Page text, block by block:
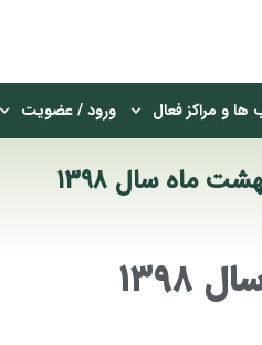
و مراکز فعال ورود / عضویت
ماه سال ۱۳۹۸